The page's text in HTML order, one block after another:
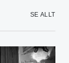
SE ALLT